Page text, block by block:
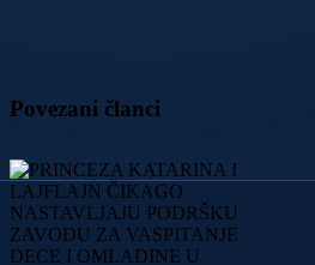
Povezani članci